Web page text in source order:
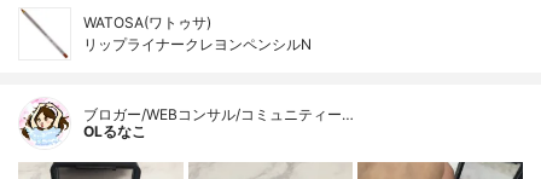
WATOSA(ワトゥサ)
リップライナークレヨンペンシルN
ブロガー/WEBコンサル/コミュニティー…
OLるなこ